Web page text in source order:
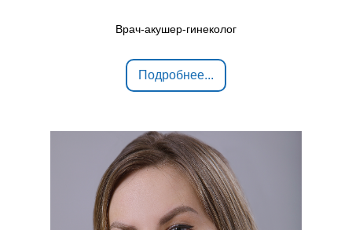
Врач-акушер-гинеколог
Подробнее...